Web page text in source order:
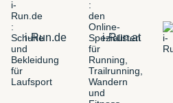
i-Run.de i-Run.at